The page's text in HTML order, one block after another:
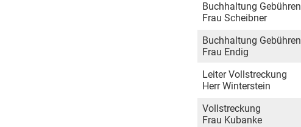
Buchhaltung Gebühren
Frau Scheibner
Buchhaltung Gebühren
Frau Endig
Leiter Vollstreckung
Herr Winterstein
Vollstreckung
Frau Kubanke